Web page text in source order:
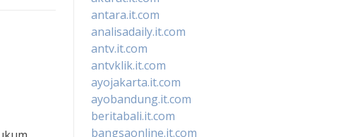
antara.it.com
analisadaily.it.com
antv.it.com
antvklik.it.com
ayojakarta.it.com
ayobandung.it.com
beritabali.it.com
bangsaonline.it.com